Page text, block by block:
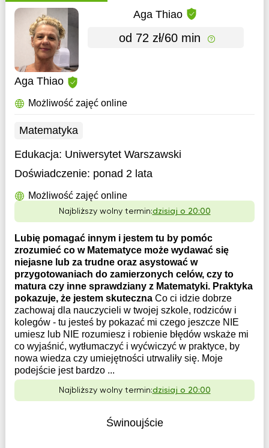
Aga Thiao
Aga Thiao
od 72 zł/60 min
Możliwość zajęć online
Matematyka
Edukacja: Uniwersytet Warszawski
Doświadczenie: ponad 2 lata
Możliwość zajęć online
Najbliższy wolny termin:dzisiaj o 20:00
Lubię pomagać innym i jestem tu by pomóc
zrozumieć co w Matematyce może wydawać się
niejasne lub za trudne oraz asystować w
przygotowaniach do zamierzonych celów, czy to
matura czy inne sprawdziany z Matematyki. Praktyka
pokazuje, że jestem skuteczna Co ci idzie dobrze
zachowaj dla nauczycieli w twojej szkole, rodziców i
kolegów - tu jesteś by pokazać mi czego jeszcze NIE
umiesz lub NIE rozumiesz i robienie błędów wskaże mi
co wyjaśnić, wytłumaczyć i wyćwiczyć w praktyce, by
nowa wiedza czy umiejętności utrwaliły się. Moje
podejście jest bardzo ...
Najbliższy wolny termin:dzisiaj o 20:00
Świnoujście